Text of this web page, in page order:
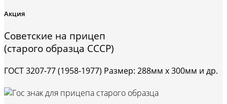
Акция
Советские на прицеп
(старого образца СССР)
ГОСТ 3207-77 (1958-1977) Размер: 288мм х 300мм и др.